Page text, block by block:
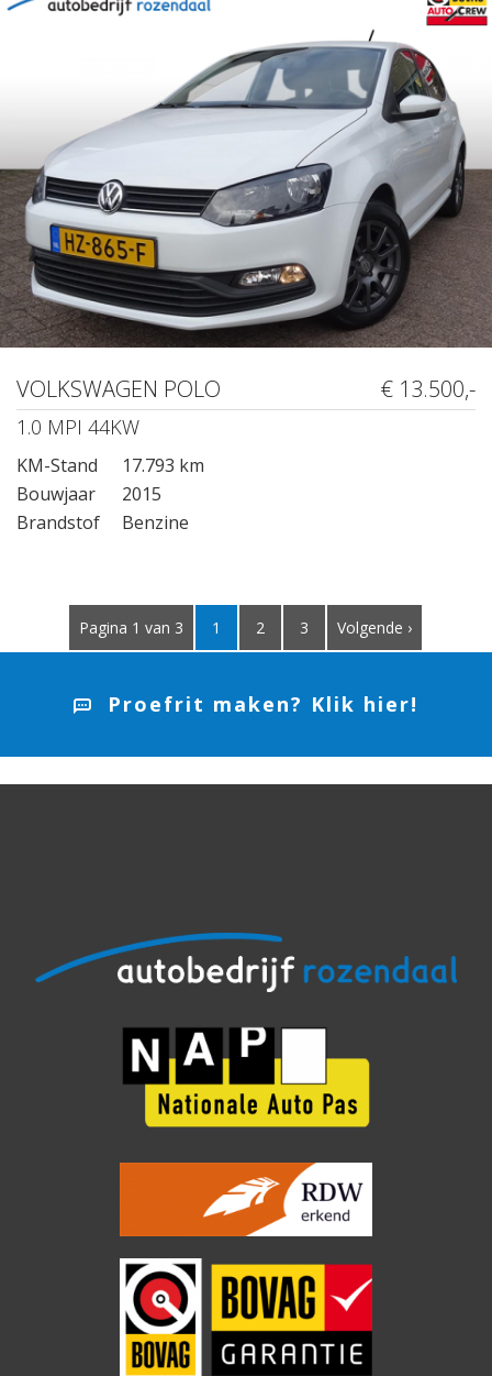
VOLKSWAGEN POLO € 13.500,-
1.0 MPI 44KW
KM-Stand
17.793 km
Bouwjaar
2015
Brandstof
Benzine
Pagina 1 van 3 1 2 3 Volgende ›
Proefrit maken? Klik hier!